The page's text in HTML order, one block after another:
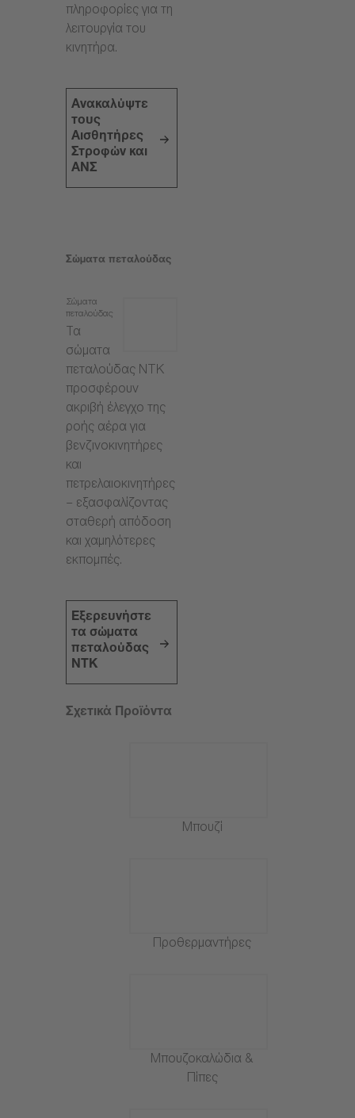
πληροφορίες για τη
λειτουργία του
κινητήρα.
Ανακαλύψτε
τους
Αισθητήρες
Στροφών και
ΑΝΣ
Σώματα πεταλούδας
Σώματα
πεταλούδας
Τα
σώματα
πεταλούδας NTK
προσφέρουν
ακριβή έλεγχο της
ροής αέρα για
βενζινοκινητήρες
και
πετρελαιοκινητήρες
– εξασφαλίζοντας
σταθερή απόδοση
και χαμηλότερες
εκπομπές.
Εξερευνήστε
τα σώματα
πεταλούδας
NTK
Σχετικά Προϊόντα
Μπουζί
Προθερμαντήρες
Μπουζοκαλώδια &
Πίπες